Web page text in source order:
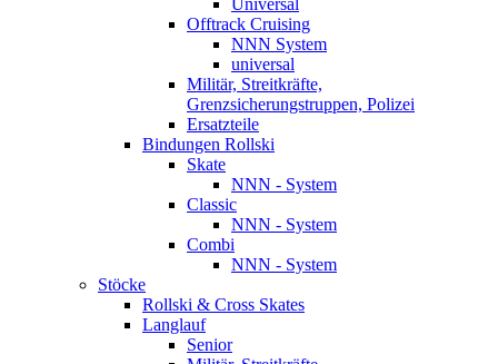
Universal
Offtrack Cruising
NNN System
universal
Militär, Streitkräfte,
Grenzsicherungstruppen, Polizei
Ersatzteile
Bindungen Rollski
Skate
NNN - System
Classic
NNN - System
Combi
NNN - System
Stöcke
Rollski & Cross Skates
Langlauf
Senior